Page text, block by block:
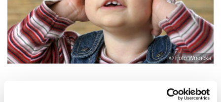
© Foto:Wodicka